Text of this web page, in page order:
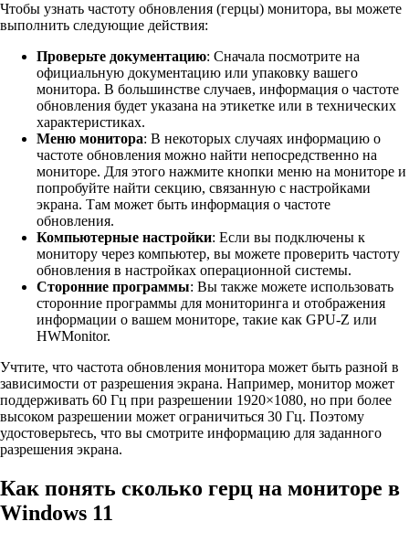
Чтобы узнать частоту обновления (герцы) монитора, вы можете
выполнить следующие действия:
Проверьте документацию: Сначала посмотрите на
официальную документацию или упаковку вашего
монитора. В большинстве случаев, информация о частоте
обновления будет указана на этикетке или в технических
характеристиках.
Меню монитора: В некоторых случаях информацию о
частоте обновления можно найти непосредственно на
мониторе. Для этого нажмите кнопки меню на мониторе и
попробуйте найти секцию, связанную с настройками
экрана. Там может быть информация о частоте
обновления.
Компьютерные настройки: Если вы подключены к
монитору через компьютер, вы можете проверить частоту
обновления в настройках операционной системы.
Сторонние программы: Вы также можете использовать
сторонние программы для мониторинга и отображения
информации о вашем мониторе, такие как GPU-Z или
HWMonitor.
Учтите, что частота обновления монитора может быть разной в
зависимости от разрешения экрана. Например, монитор может
поддерживать 60 Гц при разрешении 1920×1080, но при более
высоком разрешении может ограничиться 30 Гц. Поэтому
удостоверьтесь, что вы смотрите информацию для заданного
разрешения экрана.
Как понять сколько герц на мониторе в
Windows 11